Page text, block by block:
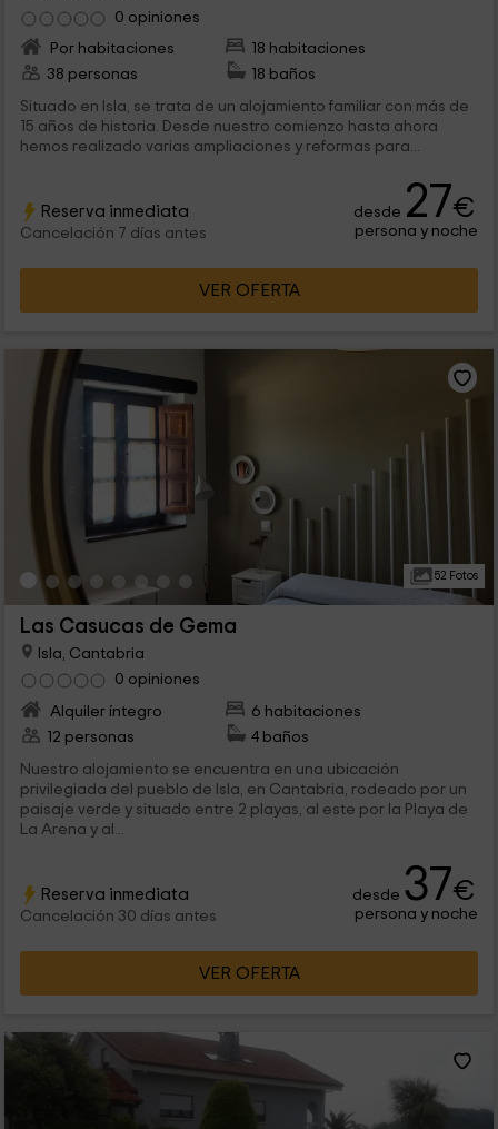
0 opiniones
Por habitaciones
18 habitaciones
38 personas
18 baños
Situado en Isla, se trata de un alojamiento familiar con más de
15 años de historia. Desde nuestro comienzo hasta ahora
hemos realizado varias ampliaciones y reformas para...
Reserva inmediata
Cancelación 7 días antes
desde 27€
persona y noche
VER OFERTA
52 Fotos
Las Casucas de Gema
Isla, Cantabria
0 opiniones
Alquiler íntegro
6 habitaciones
12 personas
4 baños
Nuestro alojamiento se encuentra en una ubicación
privilegiada del pueblo de Isla, en Cantabria, rodeado por un
paisaje verde y situado entre 2 playas, al este por la Playa de
La Arena y al...
Reserva inmediata
Cancelación 30 días antes
desde 37€
persona y noche
VER OFERTA